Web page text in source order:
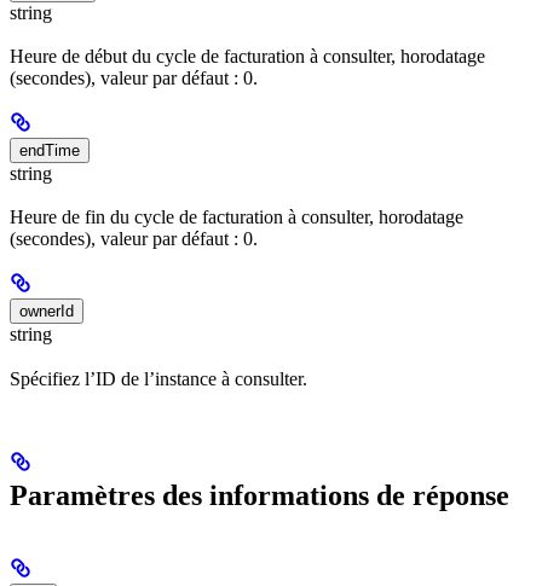
string
Heure de début du cycle de facturation à consulter, horodatage
(secondes), valeur par défaut : 0.
endTime
string
Heure de fin du cycle de facturation à consulter, horodatage
(secondes), valeur par défaut : 0.
ownerId
string
Spécifiez l’ID de l’instance à consulter.
Paramètres des informations de réponse